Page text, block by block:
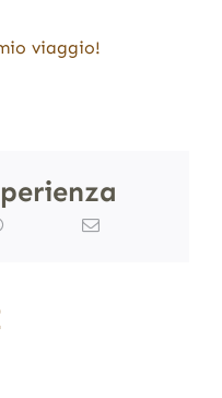
viaggio!